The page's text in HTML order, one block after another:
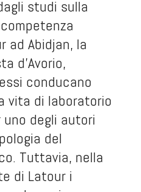
studi sulla
ad Abidjan, la
d’Avorio,
conducano
vita di laboratorio
degli autori
del
Tuttavia, nella
di Latour i